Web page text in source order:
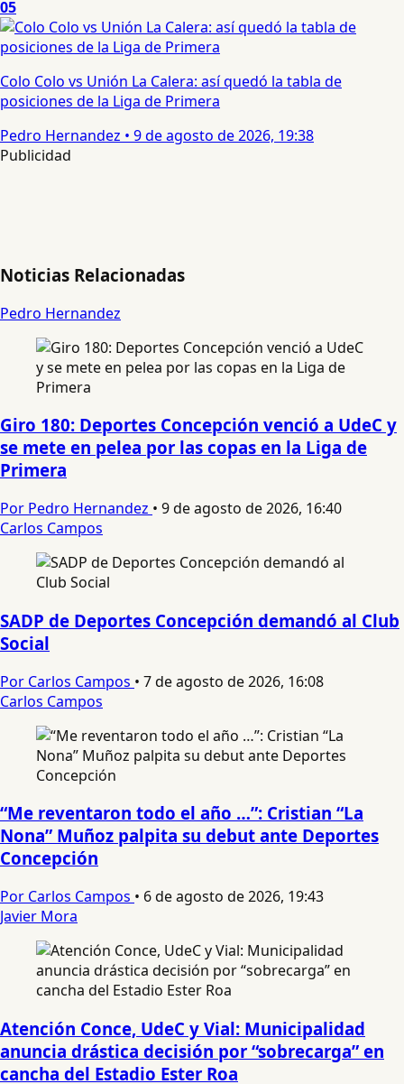
05
Colo Colo vs Unión La Calera: así quedó la tabla de
posiciones de la Liga de Primera
Pedro Hernandez • 9 de agosto de 2026, 19:38
Publicidad
Noticias Relacionadas
Pedro Hernandez
Giro 180: Deportes Concepción venció a UdeC y
se mete en pelea por las copas en la Liga de
Primera
Por Pedro Hernandez • 9 de agosto de 2026, 16:40
Carlos Campos
SADP de Deportes Concepción demandó al Club
Social
Por Carlos Campos • 7 de agosto de 2026, 16:08
Carlos Campos
“Me reventaron todo el año …”: Cristian “La
Nona” Muñoz palpita su debut ante Deportes
Concepción
Por Carlos Campos • 6 de agosto de 2026, 19:43
Javier Mora
Atención Conce, UdeC y Vial: Municipalidad
anuncia drástica decisión por “sobrecarga” en
cancha del Estadio Ester Roa